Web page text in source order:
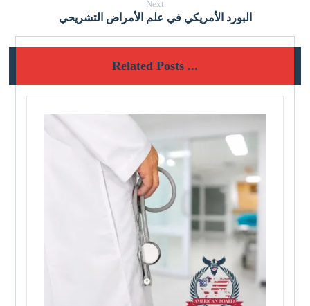
Next
البورد الأمريكي في علم الأمراض التشريحي
Related Posts ...